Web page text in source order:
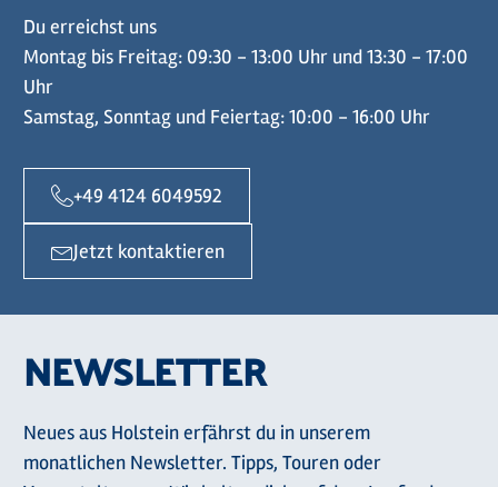
Du erreichst uns
Montag bis Freitag: 09:30 - 13:00 Uhr und 13:30 - 17:00
Uhr
Samstag, Sonntag und Feiertag: 10:00 - 16:00 Uhr
+49 4124 6049592
Jetzt kontaktieren
NEWSLETTER
Neues aus Holstein erfährst du in unserem
monatlichen Newsletter. Tipps, Touren oder